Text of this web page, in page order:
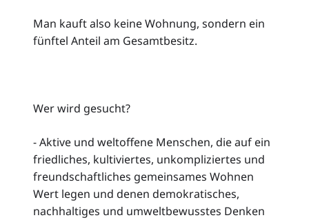
Man kauft also keine Wohnung, sondern ein
fünftel Anteil am Gesamtbesitz.
Wer wird gesucht?
- Aktive und weltoffene Menschen, die auf ein
friedliches, kultiviertes, unkompliziertes und
freundschaftliches gemeinsames Wohnen
Wert legen und denen demokratisches,
nachhaltiges und umweltbewusstes Denken